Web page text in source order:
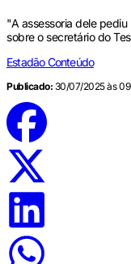
"A assessoria dele
sobre o secretário do
Estadão Conteúdo
Publicado: 30/07/2025 às